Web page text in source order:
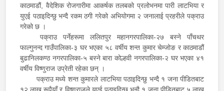
काठमाडौं, वैदेशिक रोजगारीमा आकर्षक तलबको प्रलोभनमा पारी लाटभिया र
युएई पठाइदिन्छु भन्दै रकम ठगी गरेको अभियोगमा २ जनालाई प्रहरीले पक्राउ
गरेको छ ।
पक्राउ पर्नेहरूमा ललितपुर महानगरपालिका-२७ बस्ने पाँचथर
फाल्गुनन्द गाउँपालिका-३ घर भएका ५८ वर्षीय शन्त कुमार चेम्जोङ र काठमाडौं
बुढानिलकण्ठ नगरपालिका-५ बस्ने बारा कोल्हवी नगरपालिका-२ घर भएका ४१
वर्षीय विष्णुराज उप्रेती रहेका छन् ।
पक्राउ मध्ये शन्त कुमारले लाटभिया पठाइदिन्छु भन्दै १ जना पीडितबाट
१२ लाख रूपैयाँ र विष्णुराजले युएई पठाइदिन्छु भन्दै १ जना पीडितबाट ५ लाख